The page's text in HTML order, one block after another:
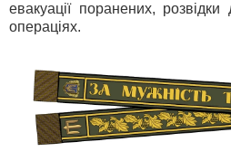
евакуації поранених,
операціях.